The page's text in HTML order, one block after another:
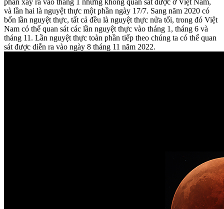
phần xảy ra vào tháng 1 nhưng không quan sát được ở Việt Nam,
và lần hai là nguyệt thực một phần ngày 17/7. Sang năm 2020 có
bốn lần nguyệt thực, tất cả đều là nguyệt thực nửa tối, trong đó Việt
Nam có thể quan sát các lần nguyệt thực vào tháng 1, tháng 6 và
tháng 11. Lần nguyệt thực toàn phần tiếp theo chúng ta có thể quan
sát được diễn ra vào ngày 8 tháng 11 năm 2022.